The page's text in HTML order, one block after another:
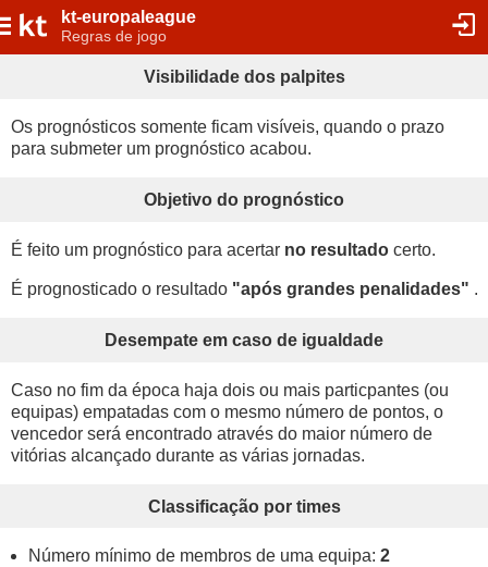
kt-europaleague
Regras de jogo
Visibilidade dos palpites
Os prognósticos somente ficam visíveis, quando o prazo
para submeter um prognóstico acabou.
Objetivo do prognóstico
É feito um prognóstico para acertar no resultadocerto.
É prognosticado o resultado "após grandes penalidades" .
Desempate em caso de igualdade
Caso no fim da época haja dois ou mais particpantes (ou
equipas) empatadas com o mesmo número de pontos, o
vencedor será encontrado através do maior número de
vitórias alcançado durante as várias jornadas.
Classificação por times
Número mínimo de membros de uma equipa: 2